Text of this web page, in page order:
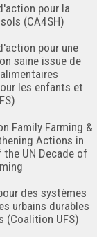
pour la
(CA4SH)
pour une
saine issue de
les enfants et
Family Farming &
Actions in
the UN Decade of
des systèmes
urbains durables
(Coalition UFS)